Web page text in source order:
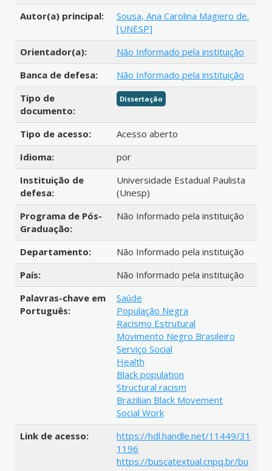
Autor(a) principal:
Sousa, Ana Carolina Magiero de.
[UNESP]
Orientador(a):
Não Informado pela instituição
Banca de defesa:
Não Informado pela instituição
Tipo de
documento:
Dissertação
Tipo de acesso:
Acesso aberto
Idioma:
por
Instituição de
defesa:
Universidade Estadual Paulista
(Unesp)
Programa de Pós-
Graduação:
Não Informado pela instituição
Departamento:
Não Informado pela instituição
País:
Não Informado pela instituição
Palavras-chave em
Português:
Saúde
População Negra
Racismo Estrutural
Movimento Negro Brasileiro
Serviço Social
Health
Black population
Structural racism
Brazilian Black Movement
Social Work
Link de acesso:
https://hdl.handle.net/11449/31
1196
https://buscatextual.cnpq.br/bu